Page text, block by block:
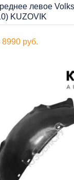
левое
KUZOVIK
8990 руб.